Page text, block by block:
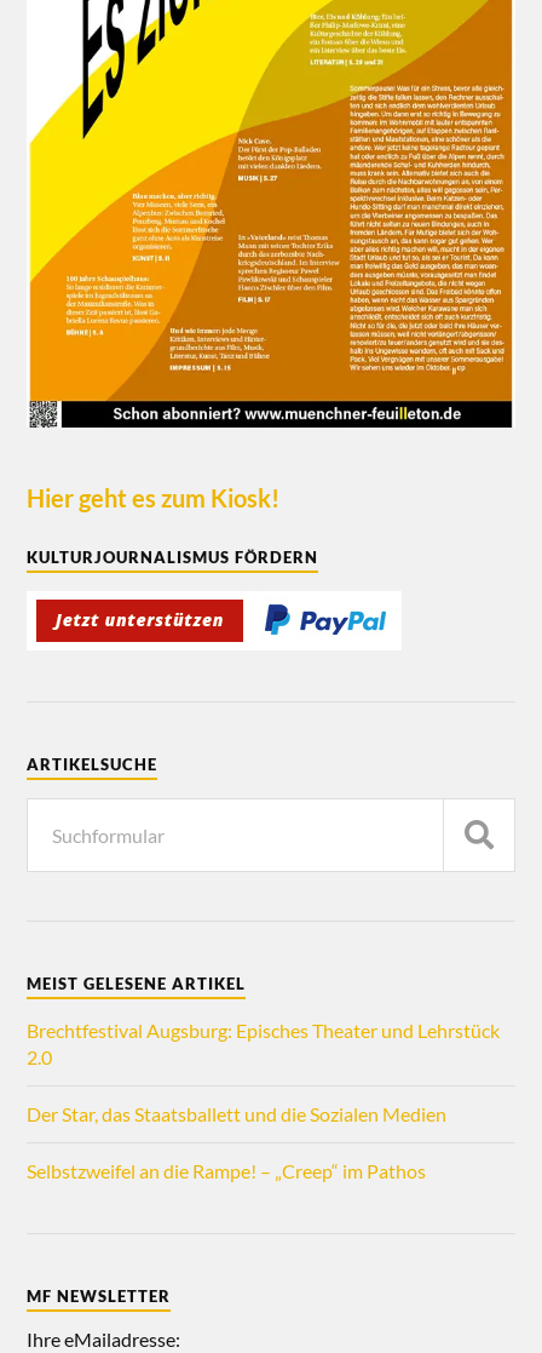
Hier geht es zum Kiosk!
KULTURJOURNALISMUS FÖRDERN
ARTIKELSUCHE
MEIST GELESENE ARTIKEL
Brechtfestival Augsburg: Episches Theater und Lehrstück
2.0
Der Star, das Staatsballett und die Sozialen Medien
Selbstzweifel an die Rampe! – „Creep“ im Pathos
MF NEWSLETTER
Ihre eMailadresse: